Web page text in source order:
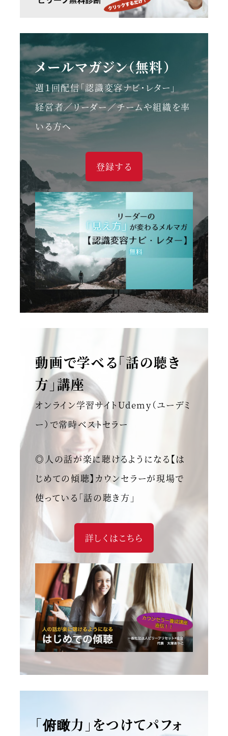
メールマガジン（無料）
週１回配信「認識変容ナビ・レター」
経営者／リーダー／チームや組織を率
いる方へ
登録する
動画で学べる「話の聴き
方」講座
オンライン学習サイトUdemy（ユーデミ
ー）で常時ベストセラー
◎人の話が楽に聴けるようになる【は
じめての傾聴】カウンセラーが現場で
使っている「話の聴き方」
詳しくはこちら
「俯瞰力」をつけてパフォ